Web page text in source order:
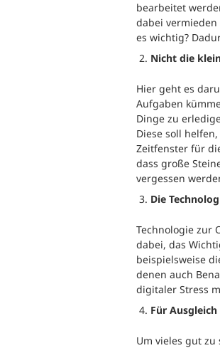
bearbeitet
dabei
es wichtig?
Nicht die
Hier geht es
Aufgaben
Dinge zu
Diese soll
Zeitfenster für
dass große
vergessen
Die
Technologie zur
dabei, das
beispielsweise
denen auch
digitaler Stress
Für
Um vieles gut